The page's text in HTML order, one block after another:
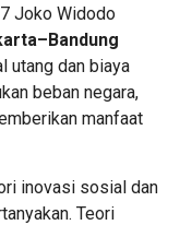
Joko Widodo
utang dan biaya
beban negara,
manfaat
inovasi sosial dan
Teori